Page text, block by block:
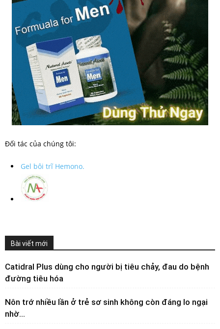
Đối tác của chúng tôi:
Gel bôi trĩ Hemono.
Bài viết mới
Catidral Plus dùng cho người bị tiêu chảy, đau do bệnh
đường tiêu hóa
Nôn trớ nhiều lần ở trẻ sơ sinh không còn đáng lo ngại
nhờ...